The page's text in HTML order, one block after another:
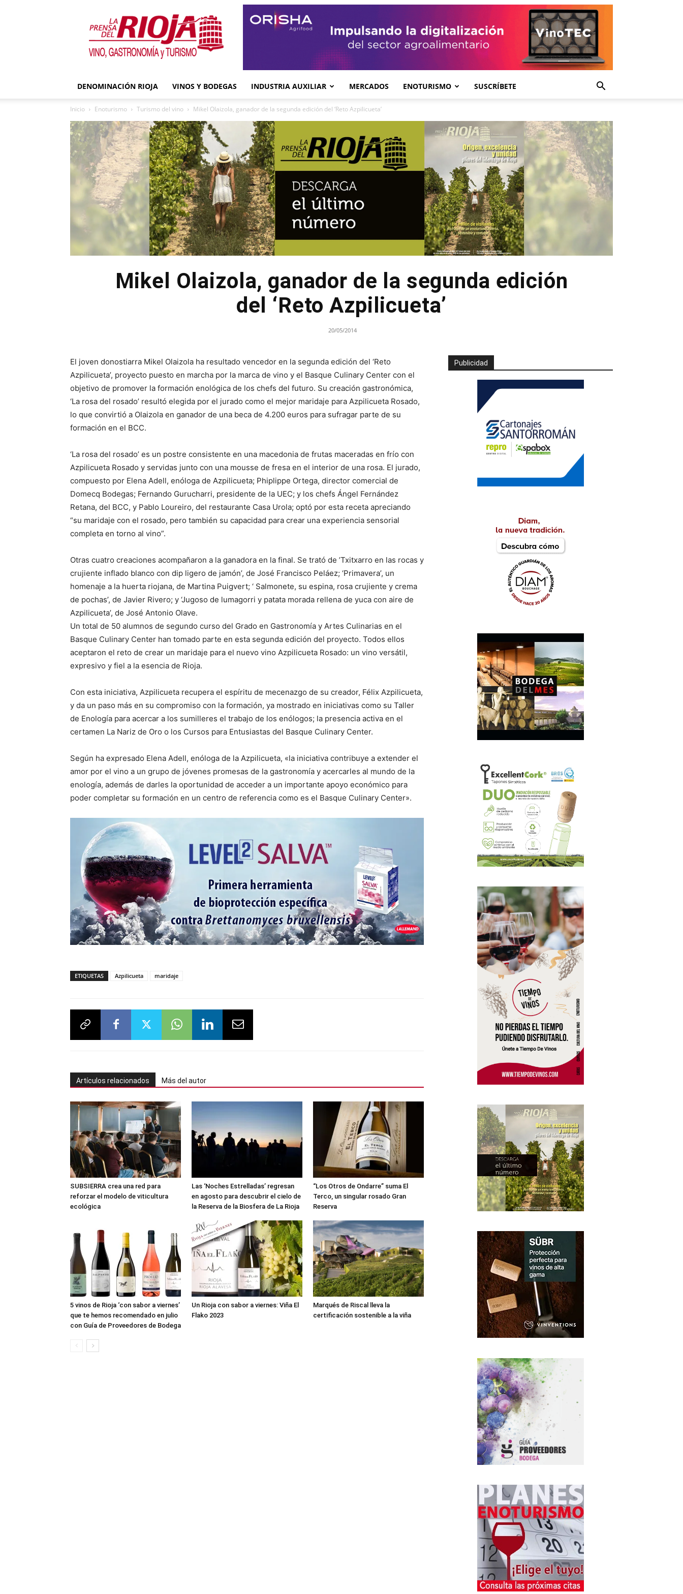
La
Prensa
del
Rioja
DENOMINACIÓN RIOJA VINOS Y BODEGAS INDUSTRIA AUXILIAR MERCADOS ENOTURISMO SUSCRÍBETE
Inicio Enoturismo Turismo del vino Mikel Olaizola, ganador de la segunda edición del ‘Reto Azpilicueta’
Mikel Olaizola, ganador de la segunda edición
del ‘Reto Azpilicueta’
20/05/2014
El joven donostiarra Mikel Olaizola ha resultado vencedor en la segunda edición del ‘Reto
Azpilicueta’, proyecto puesto en marcha por la marca de vino y el Basque Culinary Center con el
objetivo de promover la formación enológica de los chefs del futuro. Su creación gastronómica,
‘La rosa del rosado’ resultó elegida por el jurado como el mejor maridaje para Azpilicueta Rosado,
lo que convirtió a Olaizola en ganador de una beca de 4.200 euros para sufragar parte de su
formación en el BCC.
‘La rosa del rosado’ es un postre consistente en una macedonia de frutas maceradas en frío con
Azpilicueta Rosado y servidas junto con una mousse de fresa en el interior de una rosa. El jurado,
compuesto por Elena Adell, enóloga de Azpilicueta; Phiplippe Ortega, director comercial de
Domecq Bodegas; Fernando Gurucharri, presidente de la UEC; y los chefs Ángel Fernández
Retana, del BCC, y Pablo Loureiro, del restaurante Casa Urola; optó por esta receta apreciando
“su maridaje con el rosado, pero también su capacidad para crear una experiencia sensorial
completa en torno al vino”.
Otras cuatro creaciones acompañaron a la ganadora en la final. Se trató de ’Txitxarro en las rocas y
crujiente inflado blanco con dip ligero de jamón’, de José Francisco Peláez; ‘Primavera’, un
homenaje a la huerta riojana, de Martina Puigvert; ‘ Salmonete, su espina, rosa crujiente y crema
de pochas’, de Javier Rivero; y ‘Jugoso de lumagorri y patata morada rellena de yuca con aire de
Azpilicueta’, de José Antonio Olave.
Un total de 50 alumnos de segundo curso del Grado en Gastronomía y Artes Culinarias en el
Basque Culinary Center han tomado parte en esta segunda edición del proyecto. Todos ellos
aceptaron el reto de crear un maridaje para el nuevo vino Azpilicueta Rosado: un vino versátil,
expresivo y fiel a la esencia de Rioja.
Con esta iniciativa, Azpilicueta recupera el espíritu de mecenazgo de su creador, Félix Azpilicueta,
y da un paso más en su compromiso con la formación, ya mostrado en iniciativas como su Taller
de Enología para acercar a los sumilleres el trabajo de los enólogos; la presencia activa en el
certamen La Nariz de Oro o los Cursos para Entusiastas del Basque Culinary Center.
Según ha expresado Elena Adell, enóloga de la Azpilicueta, «la iniciativa contribuye a extender el
amor por el vino a un grupo de jóvenes promesas de la gastronomía y acercarles al mundo de la
enología, además de darles la oportunidad de acceder a un importante apoyo económico para
poder completar su formación en un centro de referencia como es el Basque Culinary Center».
ETIQUETAS Azpilicueta maridaje
Artículos relacionados Más del autor
SUBSIERRA crea una red para
reforzar el modelo de viticultura
ecológica
Las ‘Noches Estrelladas’ regresan
en agosto para descubrir el cielo de
la Reserva de la Biosfera de La Rioja
“Los Otros de Ondarre” suma El
Terco, un singular rosado Gran
Reserva
5 vinos de Rioja ‘con sabor a viernes’
que te hemos recomendado en julio
con Guía de Proveedores de Bodega
Un Rioja con sabor a viernes: Viña El
Flako 2023
Marqués de Riscal lleva la
certificación sostenible a la viña
Publicidad